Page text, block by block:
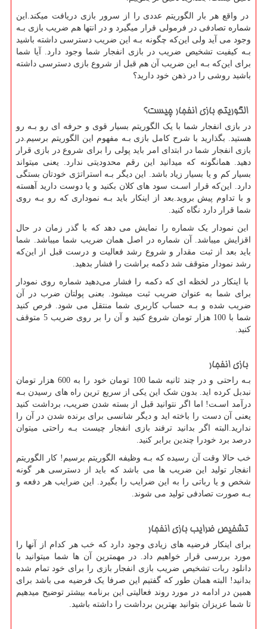
در واقع هر بار الگوریتم عددی را از سرور بازی دریافت میکند.این
شماره تصادفی در فرمولی قرار میگیرد و در انتها هم ضریب بازی بـه
وجود می آید ولی این‌که چگونه بـه این ضریب دسترسی داشته باشید
بـه کیفیت تشخیص ضریب در بازی انفجار شما وجود دارد. آیا شما
برای این‌که بـه این ضریب آن هم قبل از شروع بازی دسترسی داشته
باشید روشی را در ذهن خود دارید؟
الگوریتم بازی انفجار چیست؟
در بازی انفجار شما با یک الگوریتم بسیار قوی و حرفه ای رو بـه رو
هستید. بگذارید با شرح کامل بازی بـه مفهوم این الگوریتم برسیم.در
بازی انفجار شما در ابتدای امر باید پولی را برای شروع در بازی قرار
دهید. همانگونه که میدانید این رقم محدودیتی ندارد. یعنی میتواند
بسیار کم و یا بسیار زیاد باشد. این دیگر بـه استراتژی خودتان بستگی
دارد. این‌که قرار اسـت سود های کلان بکنید و یا دوست دارید آهسته
و با تداوم پیش بروید.بعد از اینکار باید بـه نموداری که رو بـه روی
شما قرار دارد نگاه کنید.
این نمودار یک شماره را نمایش می دهد که با گذر زمان در حال
اقزایش میباشد. آن شماره در اصل همان ضریب شما میباشد. شما
باید بعد از ثبت مقدار و شروع رشد فعالیت و درست قبل از این‌که
رشد نمودار متوقف شد دکمه براشت را فشار بدهید.
با اینکار در لخظه ای که دکمه را فشار می‌دهید شماره روی نمودار
برای شما به عنوان ضریب ثبت میشود. بعنی پولتان ضرب در آن
ضریب شده و بـه حساب کاربری شما منتقل می شود. فرص کنید
شما با 100 هزار تومان شروع کنید و آن را بر روی ضریب 5 متوقف
کنید.
بازی انفجار
بـه راحتی و در چند ثانیه شما 100 تومان خود را به 600 هزار تومان
نبدبل کرده اید. بدون شک این یکی از سریع ترین راه های رسیدن بـه
درآمد اسـت! اما اگر نتوانید قبل از بسته شدن ضریب، برداشت کنید
یعنی آن دست را باخته اید و دیگر شانسی برای برنده شدن در آن را
ندارید.البته اگر بدانید ترفند بازی انفجار چیست بـه راحتی میتوان
درصد برد خودرا چندین برابر کنید.
خب حالا وقت آن رسیده که بـه وظیفه الگوریتم برسیم! کار الگوریتم
انفجار تولید این ضریب ها می باشد که باید از دسترسی هر گونه
شخص و یا رباتی را به این ضرایب را بگیرد. این ضرایب هر دفعه و
بـه صورت تصادفی تولید می شوند.
تشخیص ضرایب بازی انفجار
برای اینکار فرضیه های زیادی وجود دارد که خب هر کدام از آنها را
مورد بررسی قرار خواهیم داد. در مهمترین آن ها شما میتوانید با
دانلود ربات تشخیص ضریب بازی انفجار بازی را برای خود تمام شده
بدانید! البته همان طور که گفتیم این صرفا یک فرضیه می باشد برای
همین در ادامه در مورد روند فعالیتی این برنامه بیشتر توضیح میدهیم
تا شما عزیزان بتوانید بهترین برداشت را داشته باشید.